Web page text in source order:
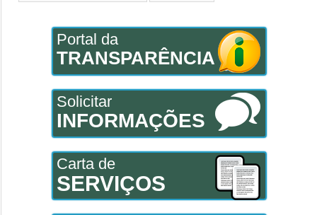
Portal da
TRANSPARÊNCIA
Solicitar
INFORMAÇÕES
Carta de
SERVIÇOS